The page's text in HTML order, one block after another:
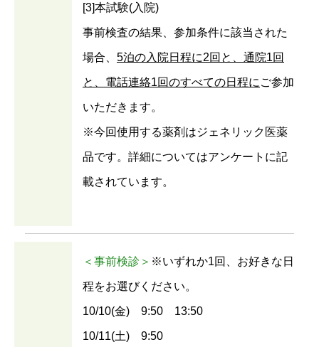
[3]本試験(入院)
事前検査の結果、参加条件に該当された
場合、 5泊の入院日程に2回と、通院1回
と、電話連絡1回のすべての日程に ご参加
いただきます。
※今回使用する薬剤はジェネリック医薬
品です。詳細についてはアンケートに記
載されています。
＜事前検診＞ ※いずれか1回、お好きな日
程をお選びください。
10/10(金) 9:50 13:50
10/11(土) 9:50